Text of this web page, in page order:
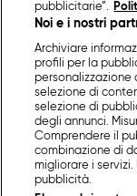
pubblicitarie”.
Noi e i nostri
Archiviare
profili per la
personalizzazione
selezione di
selezione di
degli annunci.
Comprendere il
combinazione di
migliorare i
pubblicità.